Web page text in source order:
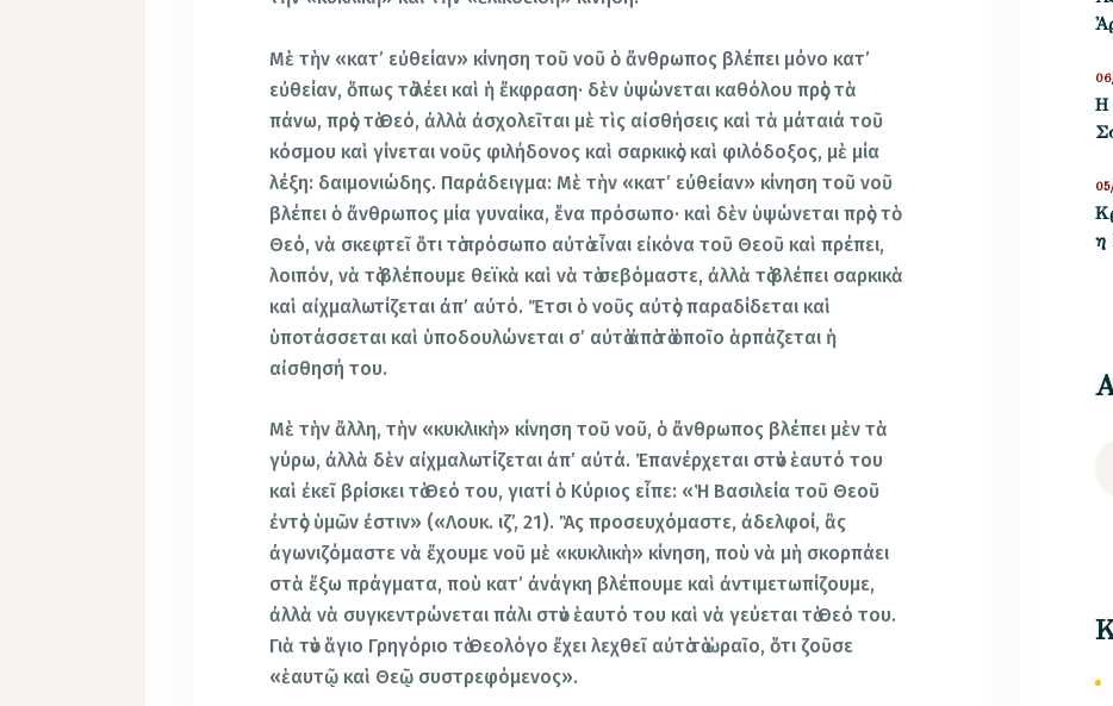
Μὲ τὴν «κατ’ εὐθείαν» κίνηση τοῦ νοῦ ὁ ἄνθρωπος βλέπει μόνο κατ’
εὐθείαν, ὅπως τὸ λέει καὶ ἡ ἔκφραση· δὲν ὑψώνεται καθόλου πρὸς τὰ
πάνω, πρὸς τὸ Θεό, ἀλλὰ ἀσχολεῖται μὲ τὶς αἰσθήσεις καὶ τὰ μάταιά τοῦ
κόσμου καὶ γίνεται νοῦς φιλήδονος καὶ σαρκικὸς καὶ φιλόδοξος, μὲ μία
λέξη: δαιμονιώδης. Παράδειγμα: Μὲ τὴν «κατ’ εὐθείαν» κίνηση τοῦ νοῦ
βλέπει ὁ ἄνθρωπος μία γυναίκα, ἕνα πρόσωπο· καὶ δὲν ὑψώνεται πρὸς τὸ
Θεό, νὰ σκεφτεῖ ὅτι τὸ πρόσωπο αὐτὸ εἶναι εἰκόνα τοῦ Θεοῦ καὶ πρέπει,
λοιπόν, νὰ τὸ βλέπουμε θεϊκὰ καὶ νὰ τὸ σεβόμαστε, ἀλλὰ τὸ βλέπει σαρκικὰ
καὶ αἰχμαλωτίζεται ἀπ’ αὐτό. Ἔτσι ὁ νοῦς αὐτὸς παραδίδεται καὶ
ὑποτάσσεται καὶ ὑποδουλώνεται σ’ αὐτὸ ἀπὸ τὸ ὁποῖο ἁρπάζεται ἡ
αἰσθησή του.
Μὲ τὴν ἄλλη, τὴν «κυκλικὴ» κίνηση τοῦ νοῦ, ὁ ἄνθρωπος βλέπει μὲν τὰ
γύρω, ἀλλὰ δὲν αἰχμαλωτίζεται ἀπ’ αὐτά. Ἐπανέρχεται στὸν ἑαυτό του
καὶ ἐκεῖ βρίσκει τὸ Θεό του, γιατί ὁ Κύριος εἶπε: «Ἡ Βασιλεία τοῦ Θεοῦ
ἐντὸς ὑμῶν ἐστιν» («Λουκ. ιζ’, 21). Ἂς προσευχόμαστε, ἀδελφοί, ἂς
ἀγωνιζόμαστε νὰ ἔχουμε νοῦ μὲ «κυκλικὴ» κίνηση, ποὺ νὰ μὴ σκορπάει
στὰ ἔξω πράγματα, ποὺ κατ’ ἀνάγκη βλέπουμε καὶ ἀντιμετωπίζουμε,
ἀλλὰ νὰ συγκεντρώνεται πάλι στὸν ἑαυτό του καὶ νὰ γεύεται τὸ Θεό του.
Γιὰ τὸν ἅγιο Γρηγόριο τὸ Θεολόγο ἔχει λεχθεῖ αὐτὸ τὸ ὡραῖο, ὅτι ζοῦσε
«ἑαυτῷ καὶ Θεῷ συστρεφόμενος».
Η
η